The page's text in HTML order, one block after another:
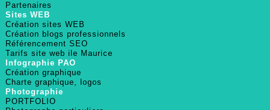
Partenaires
Sites WEB
Création sites WEB
Création blogs professionnels
Référencement SEO
Tarifs site web ile Maurice
Infographie PAO
Création graphique
Charte graphique, logos
Photographie
PORTFOLIO